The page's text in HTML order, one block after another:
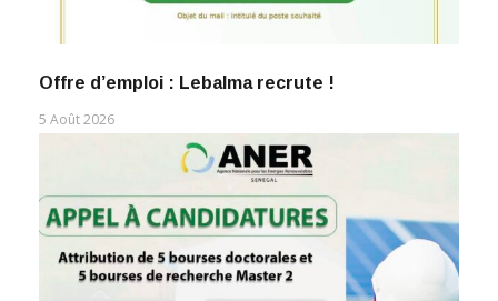
Offre d’emploi : Lebalma recrute !
5 Août 2026